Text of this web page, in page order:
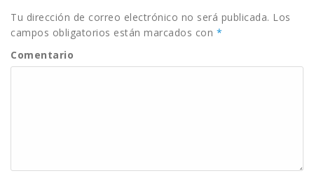
Tu dirección de correo electrónico no será publicada. Los
campos obligatorios están marcados con *
Comentario